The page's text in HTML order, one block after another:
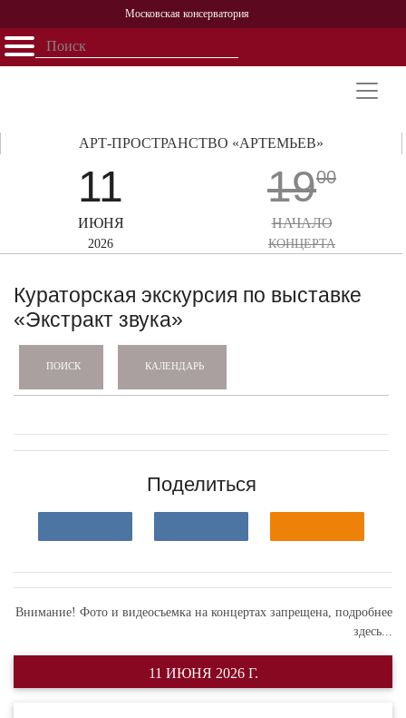
Московская консерватория
Открыть - закрыть
Персоналии
История
11
ИЮНЯ
2026
АРТ-ПРОСТРАНСТВО «АРТЕМЬЕВ»
1900
НАЧАЛО
КОНЦЕРТА
Кураторская экскурсия по выставке
«Экстракт звука»
ПОИСК КАЛЕНДАРЬ
Поделиться
Внимание! Фото и видеосъемка на концертах запрещена, подробнее
здесь...
11 ИЮНЯ 2026 Г.